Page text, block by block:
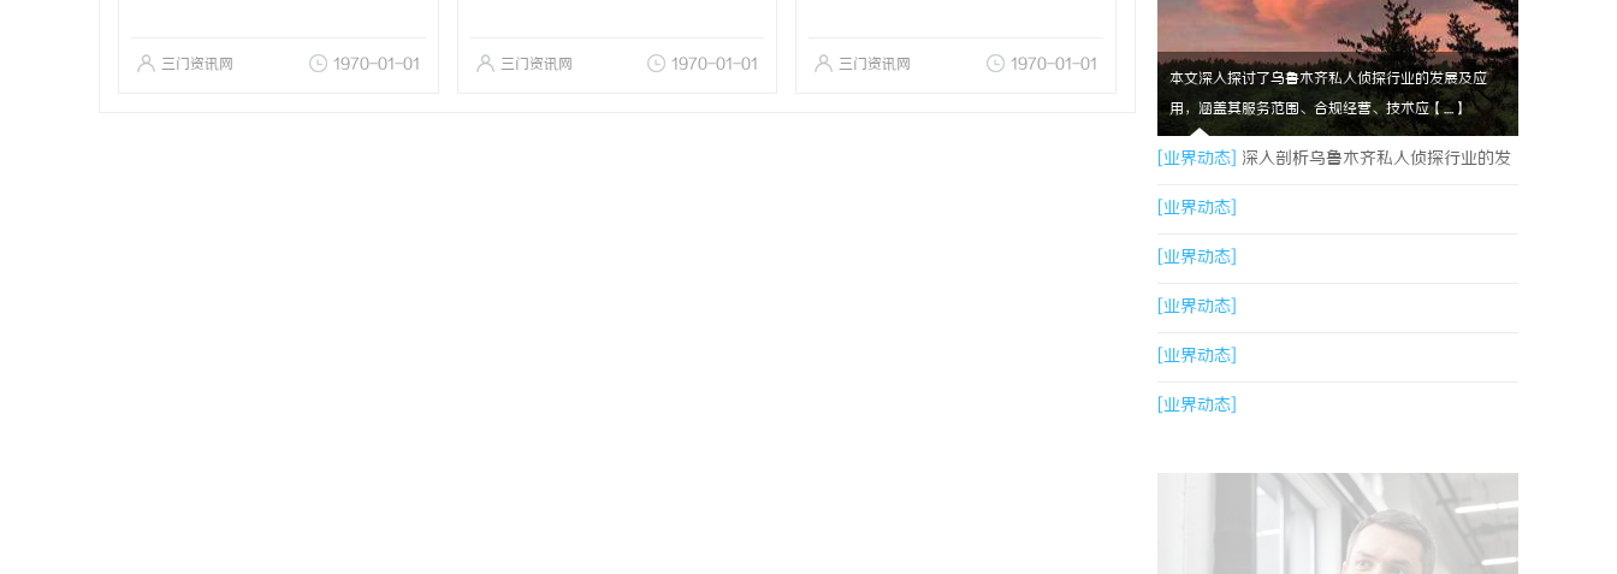
三门资讯网 1970-01-01 三门资讯网 1970-01-01 三门资讯网 1970-01-01
本文深入探讨了乌鲁木齐私人侦探行业的发展及应
用，涵盖其服务范围、合规经营、技术应【....】
[业界动态] 深入剖析乌鲁木齐私人侦探行业的发
展与应用现状
[业界动态]
[业界动态]
[业界动态]
[业界动态]
[业界动态]